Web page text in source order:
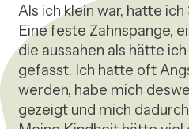
Als ich klein war, hatte
Eine feste Zahnspange,
die aussahen als hätte
gefasst. Ich hatte oft
werden, habe mich
gezeigt und mich